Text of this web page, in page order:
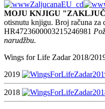
MOJU KNJIGU
otisnutu knjigu. Broj računa za
HR4723600003215246981
narudžbu.
Wings for Life Zadar 2018/
2019
2018